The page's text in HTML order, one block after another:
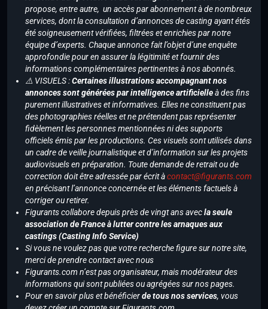
propose, entre autre, un accès par abonnement à de nombreux
services, dont la consultation d’annonces de casting ayant étés
été soigneusement vérifiées, filtrées et enrichies par notre
équipe d’experts. Chaque annonce fait l’objet d’une enquête
approfondie pour en assurer la légitimité et fournir des
informations complémentaires pertinentes à nos abonnés.
⚠️ VISUELS :Certaines illustrations accompagnant nos
annonces sont générées par intelligence artificielleà des fins
purement illustratives et informatives. Elles ne constituent pas
des photographies réelles et ne prétendent pas représenter
fidèlement les personnes mentionnées ni des supports
officiels émis par les productions. Ces visuels sont utilisés dans
un cadre de veille journalistique et d’information sur les projets
audiovisuels en préparation. Toute demande de retrait ou de
correction doit être adressée par écrit àcontact@figurants.com
en précisant l’annonce concernée et les éléments factuels à
corriger ou retirer.
Figurants collabore depuis près de vingt ans avecla seule
association de France à lutter contre les arnaques aux
castings (Casting Info Service)
Si vous ne voulez pas que votre recherche figure sur notre site,
merci de prendre contact avec nous
Figurants.com n’est pas organisateur, mais modérateur des
informations qui sont publiées ou agrégées sur nos pages.
Pour en savoir plus et bénéficierde tous nos services, vous